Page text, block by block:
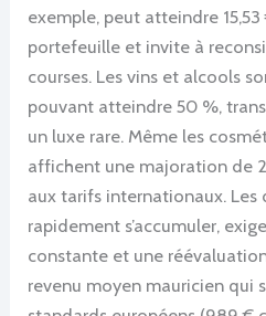
exemple, peut atteindre
portefeuille et invite à
courses. Les vins et alcools
pouvant atteindre 50 %,
un luxe rare. Même les
affichent une majoration de
aux tarifs internationaux. Les
rapidement s’accumuler,
constante et une
revenu moyen mauricien qui